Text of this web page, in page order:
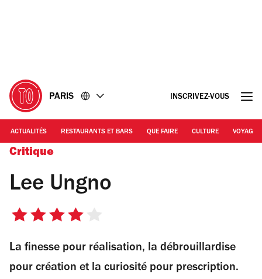
PARIS INSCRIVEZ-VOUS
ACTUALITÉS RESTAURANTS ET BARS QUE FAIRE CULTURE VOYAGE
Critique
Lee Ungno
4
5
étoiles
La finesse pour réalisation, la débrouillardise
pour création et la curiosité pour prescription.